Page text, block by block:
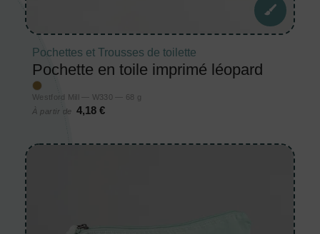
Pochettes et Trousses de toilette
Pochette en toile imprimé léopard
Westford Mill — W330 — 68 g
À partir de
4,18 €